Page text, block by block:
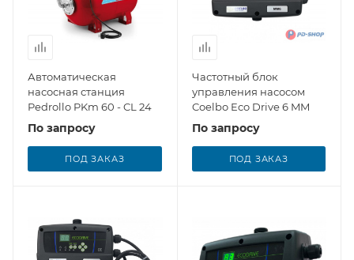
Автоматическая
насосная станция
Pedrollo PKm 60 - CL 24
По запросу
ПОД ЗАКАЗ
Частотный блок
управления насосом
Coelbo Eco Drive 6 MM
По запросу
ПОД ЗАКАЗ